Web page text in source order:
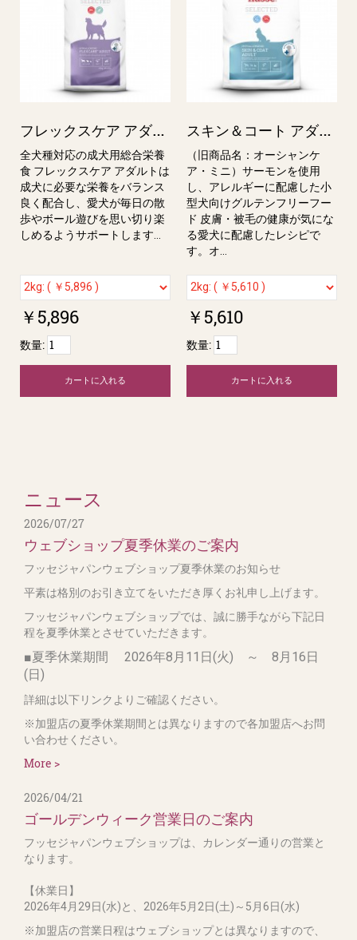
フ
レックスケア アダルト / Hypoallergenic Flexcare Adult（新商品）
全犬種対応の成犬用総合栄養
食 フレックスケア アダルトは
成犬に必要な栄養をバランス
良く配合し、愛犬が毎日の散
歩やボール遊びを思い切り楽
しめるようサポートします...
￥5,896
数量:
カートに入れる
ス
キン＆コート アダルト スモール / Skin & Coat Adult, small breeds（旧オーシャンケア・ミニ）
（旧商品名：オーシャンケ
ア・ミニ）サーモンを使用
し、アレルギーに配慮した⼩
型⽝向けグルテンフリーフー
ド 皮膚・被⽑の健康が気にな
る愛⽝に配慮したレシピで
す。オ...
￥5,610
数量:
カートに入れる
ニュース
2026/07/27
ウェブショップ夏季休業のご案内
フッセジャパンウェブショップ夏季休業のお知らせ
平素は格別のお引き立てをいただき厚くお礼申し上げます。
フッセジャパンウェブショップでは、誠に勝手ながら下記日
程を夏季休業とさせていただきます。
■夏季休業期間 2026年8月11日(火) ～ 8月16日
(日)
詳細は以下リンクよりご確認ください。
※加盟店の夏季休業期間とは異なりますので各加盟店へお問
い合わせください。
More >
2026/04/21
ゴールデンウィーク営業日のご案内
フッセジャパンウェブショップは、カレンダー通りの営業と
なります。
【休業日】
2026年4月29日(水)と、2026年5月2日(土)～5月6日(水)
※加盟店の営業日程はウェブショップとは異なりますので、